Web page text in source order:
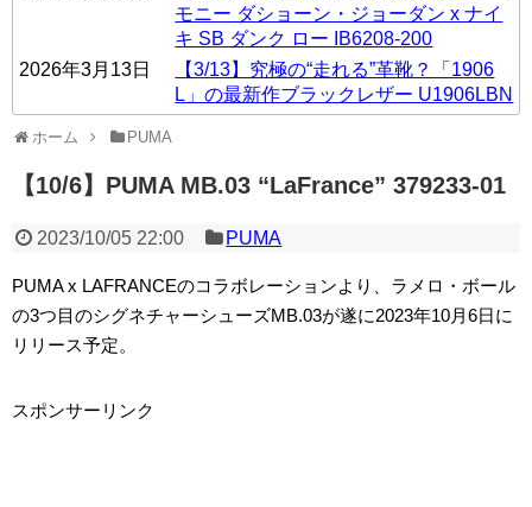
モニー ダショーン・ジョーダン x ナイ
キ SB ダンク ロー IB6208-200
2026年3月13日
【3/13】究極の“走れる”革靴？「1906
L」の最新作ブラックレザー U1906LBN
ホーム PUMA
【10/6】PUMA MB.03 “LaFrance” 379233-01
2023/10/05 22:00 PUMA
PUMA x LAFRANCEのコラボレーションより、ラメロ・ボール
の3つ目のシグネチャーシューズMB.03が遂に2023年10月6日に
リリース予定。
スポンサーリンク